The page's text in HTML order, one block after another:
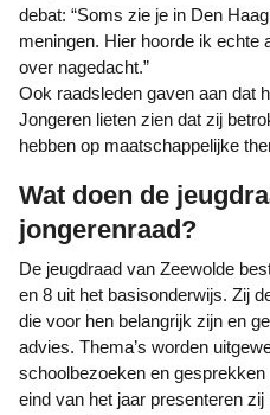
debat: “Soms zie je in Den
meningen. Hier hoorde ik echte
over nagedacht.”
Ook raadsleden gaven aan dat
Jongeren lieten zien dat zij
hebben op maatschappelijke
Wat doen de
jongerenraad?
De jeugdraad van Zeewolde bestaat uit leerlingen van groep 7
en 8 uit het basisonderwijs. Zij
die voor hen belangrijk zijn en
advies. Thema’s worden
schoolbezoeken en
eind van het jaar presenteren